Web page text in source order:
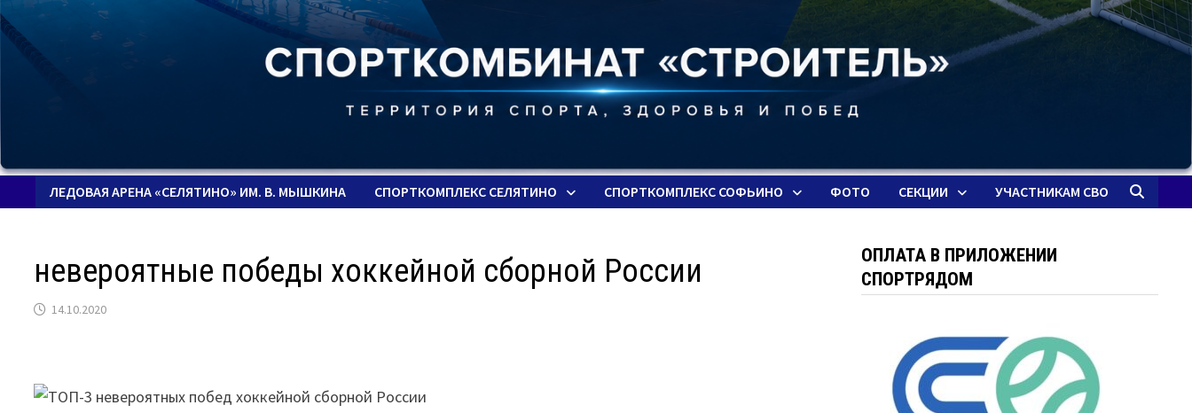
ЛЕДОВАЯ АРЕНА «СЕЛЯТИНО» ИМ. В. МЫШКИНА СПОРТКОМПЛЕКС СЕЛЯТИНО СПОРТКОМПЛЕКС СОФЬИНО ФОТО СЕКЦИИ УЧАСТНИКАМ СВО
невероятные победы хоккейной сборной России
14.10.2020
ОПЛАТА В ПРИЛОЖЕНИИ
СПОРТРЯДОМ